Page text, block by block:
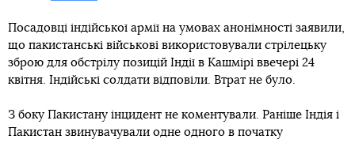
Посадовці індійської армії на умовах анонімності заявили,
що пакистанські військові використовували стрілецьку
зброю для обстрілу позицій Індії в Кашмірі ввечері 24
квітня. Індійські солдати відповіли. Втрат не було.
З боку Пакистану інцидент не коментували. Раніше Індія і
Пакистан звинувачували одне одного в початку